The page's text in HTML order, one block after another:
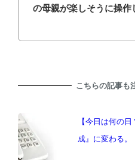
の母親が楽しそうに操作
こちらの記事も
【今日は何の
成』に変わる。